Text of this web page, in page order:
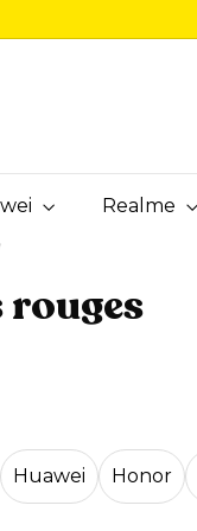
Realme
rouges
Huawei Honor